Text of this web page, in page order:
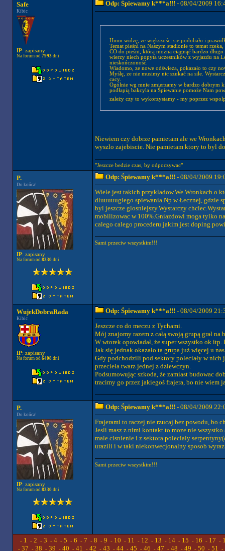
Safe
Kibic
IP: zapisany
Na forum od 7993dni
Odp: Śpiewamy k***a!!! - 08/04/2009
Hmm widzę, ze większości sie podobało i
Temat pieśni na Naszym stadionie to temat
CO do pieśni, którą można ciągnąć bardzo
wierzy niech popyta uczestników z wyjazdu na
nieskończoność.
Wiadomo, ze nowe odświeża, pokazało to czy
Myślę, ze nie musimy nic szukać na sile.
cacy.
Ogólnie wg mnie zmierzamy w bardzo dobrym
podłapią bakcyla na Śpiewanie pomoże Nam
zależy czy to wykorzystamy - my poprzez
Niewiem czy dobrze pamietam ale we
wyszlo zajebiscie. Nie pamietam ktory to byl
"Jeszcze bedzie czas, by odpoczywac"
P.
Do końca!
IP: zapisany
Na forum od 8330dni
Odp: Śpiewamy k***a!!! - 08/04/2009
Wiele jest takich przykladow.We Wronkach o
dluuuuugiego spiewania.Np w Łecznej, gdzie
byl jeszcze glosniejszy.Wystarczy
mobilizowac w 100%.Gniazdowi moga tylko
calego calego procederu jakim jest doping
Sami przeciw wszystkim!!!
WujekDobraRada
Kibic
IP: zapisany
Na forum od 6408dni
Odp: Śpiewamy k***a!!! - 08/04/2009
Jeszcze co do meczu z Tychami.
Mój znajomy razem z całą swoją grupą grał na
W wtorek opowiadał, że super wszystko ok itp.
Jak się jednak okazało ta grupa już więcej u
Gdy podchodzili pod sektory poleciały w nich
przecieła twarz jednej z dziewczyn.
Podsumowując szkoda, że zamiast budowac
tracimy go przez jakiegoś frajera, bo nie wiem
P.
Do końca!
IP: zapisany
Na forum od 8330dni
Odp: Śpiewamy k***a!!! - 08/04/2009
Frajerami to raczej nie rzucaj bez powodu, bo
Jesli masz z nimi kontakt to moze nie
male cisnienie i z sektora polecialy
urazili i w taki niekonwecjonalny sposob
Sami przeciw wszystkim!!!
- 1 - 2 - 3 - 4 - 5 - 6 - 7 - 8 - 9 - 10 - 11 - 12 - 13 - 14 - 15 - 16 - 17 -
- 37 - 38 - 39 - 40 - 41 - 42 - 43 - 44- 45 - 46 - 47 - 48 - 49 - 50 - 51 -